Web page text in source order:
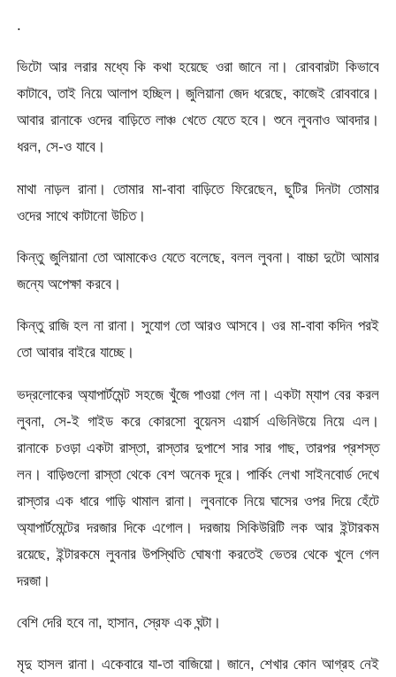
.
ভিটো আর লরার মধ্যে কি কথা হয়েছে ওরা জানে না। রোববারটা কিভাবে
কাটাবে, তাই নিয়ে আলাপ হচ্ছিল। জুলিয়ানা জেদ ধরেছে, কাজেই রোববারে।
আবার রানাকে ওদের বাড়িতে লাঞ্চ খেতে যেতে হবে। শুনে লুবনাও আবদার।
ধরল, সে-ও যাবে।
মাথা নাড়ল রানা। তোমার মা-বাবা বাড়িতে ফিরেছেন, ছুটির দিনটা তোমার
ওদের সাথে কাটানো উচিত।
কিন্তু জুলিয়ানা তো আমাকেও যেতে বলেছে, বলল লুবনা। বাচ্চা দুটো আমার
জন্যে অপেক্ষা করবে।
কিন্তু রাজি হল না রানা। সুযোগ তো আরও আসবে। ওর মা-বাবা কদিন পরই
তো আবার বাইরে যাচ্ছে।
ভদ্রলোকের অ্যাপার্টমেন্ট সহজে খুঁজে পাওয়া গেল না। একটা ম্যাপ বের করল
লুবনা, সে-ই গাইড করে কোরসো বুয়েনস এয়ার্স এভিনিউয়ে নিয়ে এল।
রানাকে চওড়া একটা রাস্তা, রাস্তার দুপাশে সার সার গাছ, তারপর প্রশস্ত
লন। বাড়িগুলো রাস্তা থেকে বেশ অনেক দূরে। পার্কিং লেখা সাইনবোর্ড দেখে
রাস্তার এক ধারে গাড়ি থামাল রানা। লুবনাকে নিয়ে ঘাসের ওপর দিয়ে হেঁটে
অ্যাপার্টমেন্টের দরজার দিকে এগোল। দরজায় সিকিউরিটি লক আর ইন্টারকম
রয়েছে, ইন্টারকমে লুবনার উপস্থিতি ঘোষণা করতেই ভেতর থেকে খুলে গেল
দরজা।
বেশি দেরি হবে না, হাসান, স্রেফ এক ঘন্টা।
মৃদু হাসল রানা। একেবারে যা-তা বাজিয়ো। জানে, শেখার কোন আগ্রহ নেই